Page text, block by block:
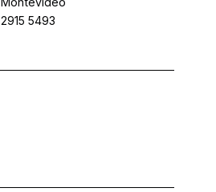
2915 5493